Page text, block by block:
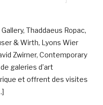
Thaddaeus Ropac,
& Wirth, Lyons Wier
Zwirner, Contemporary
galeries d’art
et offrent des visites